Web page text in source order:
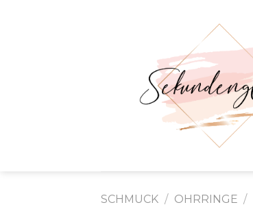
SCHMUCK / OHRRINGE /